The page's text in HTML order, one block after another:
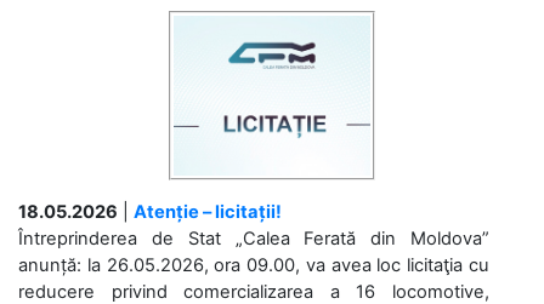
18.05.2026
Atenție – licitații!
Întreprinderea de Stat „Calea Ferată din Moldova”
anunță: la 26.05.2026, ora 09.00, va avea loc licitaţia cu
reducere privind comercializarea a 16 locomotive,